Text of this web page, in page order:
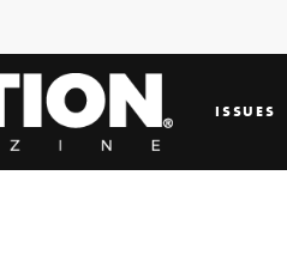
ISSUES